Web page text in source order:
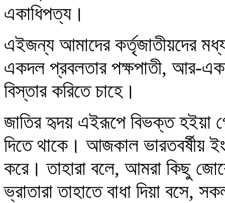
একাধিপত্য।
এইজন্য আমাদের কর্তৃজাতীয়দের
একদল প্রবলতার পক্ষপাতী, আর-
বিস্তার করিতে চাহে।
জাতির হৃদয় এইরূপে বিভক্ত হইয়া
দিতে থাকে। আজকাল ভারতবর্ষীয়
করে। তাহারা বলে, আমরা কিছু
ভ্রাতারা তাহাতে বাধা দিয়া